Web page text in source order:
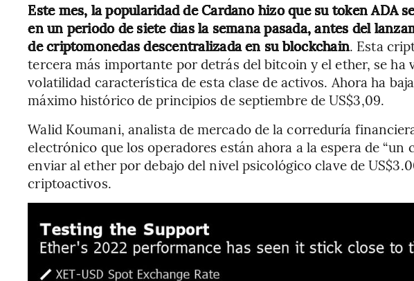
Este mes, la popularidad de Cardano hizo que su token ADA
en un periodo de siete días la semana pasada, antes del
de criptomonedas descentralizada en su blockchain. Esta
tercera más importante por detrás del bitcoin y el ether, se ha
volatilidad característica de esta clase de activos. Ahora ha
máximo histórico de principios de septiembre de US$3,09.
Walid Koumani, analista de mercado de la correduría
electrónico que los operadores están ahora a la espera de “un
enviar al ether por debajo del nivel psicológico clave de
criptoactivos.